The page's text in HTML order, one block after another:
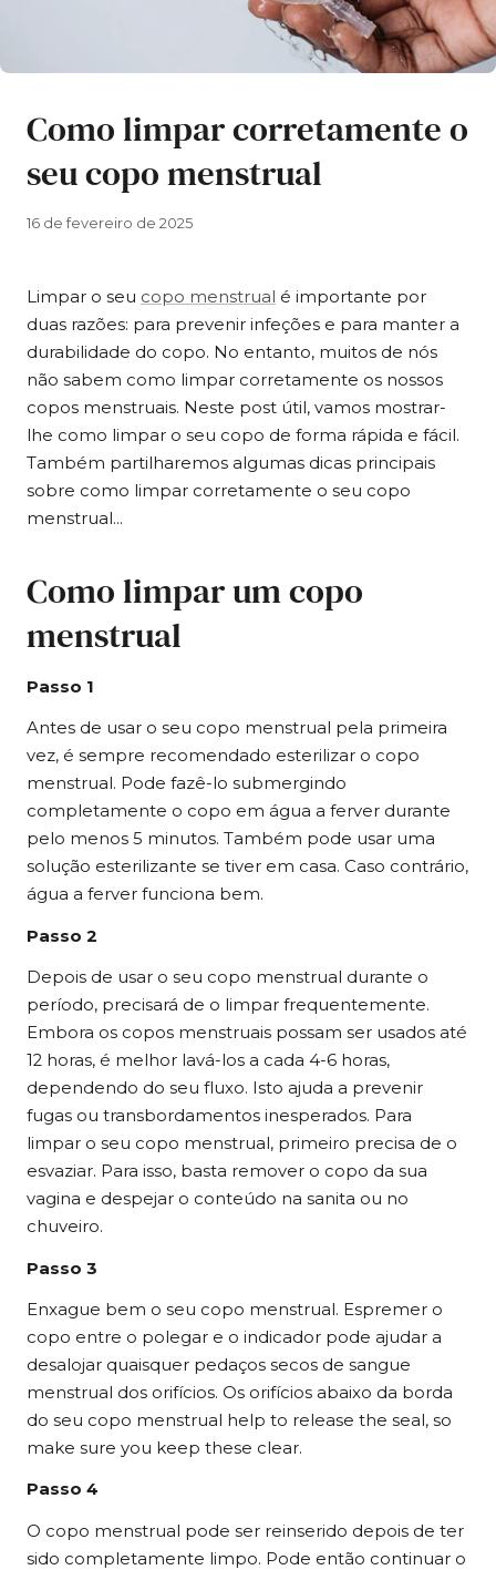
Como limpar corretamente o
seu copo menstrual
16 de fevereiro de 2025
Limpar o seu copo menstrual é importante por
duas razões: para prevenir infeções e para manter a
durabilidade do copo. No entanto, muitos de nós
não sabem como limpar corretamente os nossos
copos menstruais. Neste post útil, vamos mostrar-
lhe como limpar o seu copo de forma rápida e fácil.
Também partilharemos algumas dicas principais
sobre como limpar corretamente o seu copo
menstrual...
Como limpar um copo
menstrual
Passo 1
Antes de usar o seu copo menstrual pela primeira
vez, é sempre recomendado esterilizar o copo
menstrual. Pode fazê-lo submergindo
completamente o copo em água a ferver durante
pelo menos 5 minutos. Também pode usar uma
solução esterilizante se tiver em casa. Caso contrário,
água a ferver funciona bem.
Passo 2
Depois de usar o seu copo menstrual durante o
período, precisará de o limpar frequentemente.
Embora os copos menstruais possam ser usados até
12 horas, é melhor lavá-los a cada 4-6 horas,
dependendo do seu fluxo. Isto ajuda a prevenir
fugas ou transbordamentos inesperados. Para
limpar o seu copo menstrual, primeiro precisa de o
esvaziar. Para isso, basta remover o copo da sua
vagina e despejar o conteúdo na sanita ou no
chuveiro.
Passo 3
Enxague bem o seu copo menstrual. Espremer o
copo entre o polegar e o indicador pode ajudar a
desalojar quaisquer pedaços secos de sangue
menstrual dos orifícios. Os orifícios abaixo da borda
do seu copo menstrual help to release the seal, so
make sure you keep these clear.
Passo 4
O copo menstrual pode ser reinserido depois de ter
sido completamente limpo. Pode então continuar o